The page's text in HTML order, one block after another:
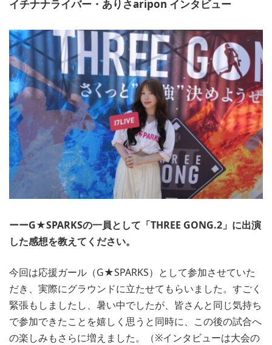
イチナナライバー・ありさaripon インタビュー
ーーG★SPARKSの一員として「THREE GONG.2」に出演
した感想を教えてください。
今回は応援ガール（G★SPARKS）として参加させていた
だき、実際にグラウンドに立たせてもらいました。すごく
緊張もしましたし、暑い中でしたが、皆さんと同じ気持ち
で参加できたことを嬉しく思うと同時に、この後の試合へ
の楽しみもさらに増えました。（※インタビューは大会の